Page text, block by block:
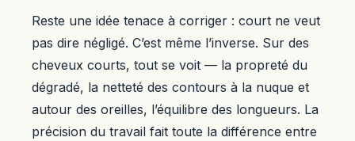
Reste une idée tenace à corriger : court ne veut
pas dire négligé. C’est même l’inverse. Sur des
cheveux courts, tout se voit — la propreté du
dégradé, la netteté des contours à la nuque et
autour des oreilles, l’équilibre des longueurs. La
précision du travail fait toute la différence entre